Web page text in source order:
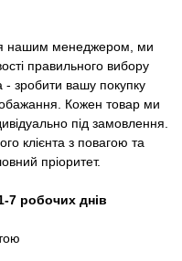
нашим менеджером, ми
правильного вибору
- зробити вашу покупку
Кожен товар ми
під замовлення.
клієнта з повагою та
пріоритет.
7 робочих днів